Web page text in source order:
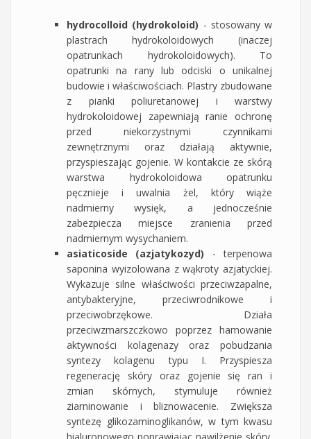
hydrocolloid (hydrokoloid) - stosowany w
plastrach hydrokoloidowych (inaczej
opatrunkach hydrokoloidowych). To
opatrunki na rany lub odciski o unikalnej
budowie i właściwościach. Plastry zbudowane
z pianki poliuretanowej i warstwy
hydrokoloidowej zapewniają ranie ochronę
przed niekorzystnymi czynnikami
zewnętrznymi oraz działają aktywnie,
przyspieszając gojenie. W kontakcie ze skórą
warstwa hydrokoloidowa opatrunku
pęcznieje i uwalnia żel, który wiąże
nadmierny wysięk, a jednocześnie
zabezpiecza miejsce zranienia przed
nadmiernym wysychaniem.
asiaticoside (azjatykozyd) - terpenowa
saponina wyizolowana z wąkroty azjatyckiej.
Wykazuje silne właściwości przeciwzapalne,
antybakteryjne, przeciwrodnikowe i
przeciwobrzękowe. Działa
przeciwzmarszczkowo poprzez hamowanie
aktywności kolagenazy oraz pobudzania
syntezy kolagenu typu I. Przyspiesza
regenerację skóry oraz gojenie się ran i
zmian skórnych, stymuluje również
ziarninowanie i bliznowacenie. Zwiększa
syntezę glikozaminoglikanów, w tym kwasu